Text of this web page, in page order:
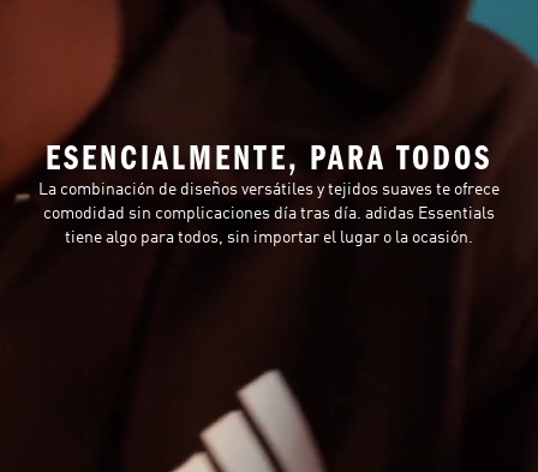
ESENCIALMENTE, PARA TODOS
La combinación de diseños versátiles y tejidos suaves te ofrece
comodidad sin complicaciones día tras día. adidas Essentials
tiene algo para todos, sin importar el lugar o la ocasión.